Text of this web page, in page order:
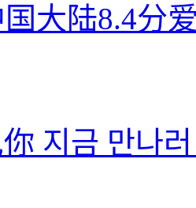
国大陆8.4分
지금 만나